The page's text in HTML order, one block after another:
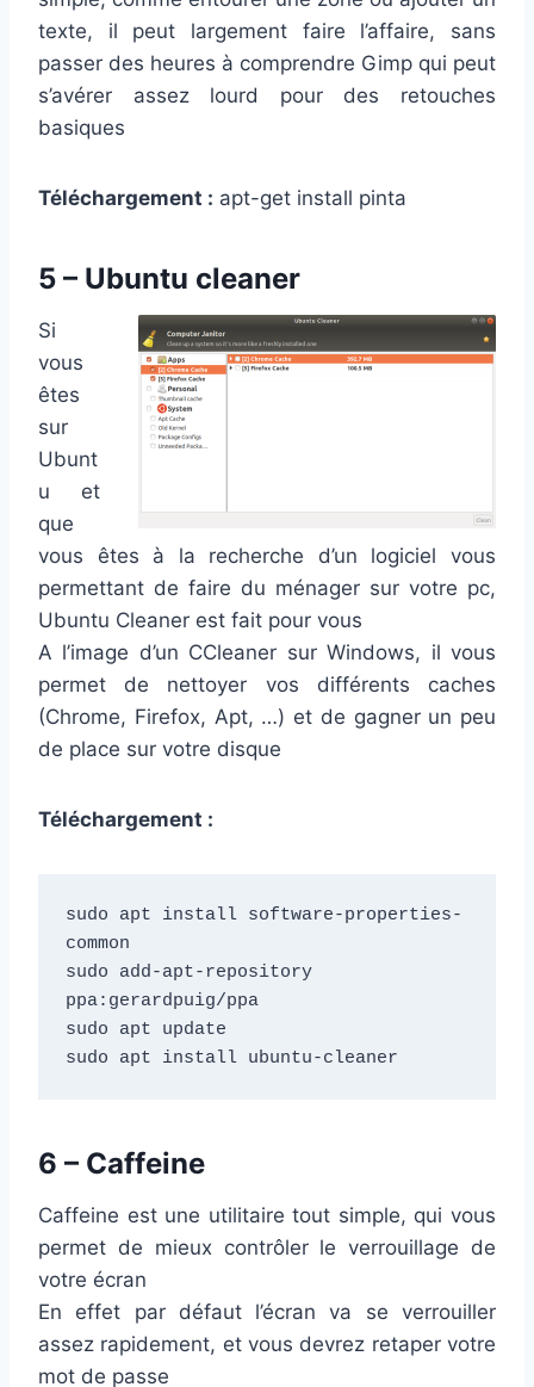
texte, il peut largement faire l’affaire, sans
passer des heures à comprendre Gimp qui peut
s’avérer assez lourd pour des retouches
basiques
Téléchargement : apt-get install pinta
5 – Ubuntu cleaner
Si
vous
êtes
sur
Ubunt
u et
que
vous êtes à la recherche d’un logiciel vous
permettant de faire du ménager sur votre pc,
Ubuntu Cleaner est fait pour vous
A l’image d’un CCleaner sur Windows, il vous
permet de nettoyer vos différents caches
(Chrome, Firefox, Apt, …) et de gagner un peu
de place sur votre disque
Téléchargement :
sudo apt install software-properties-
common
sudo add-apt-repository
ppa:gerardpuig/ppa
sudo apt update
sudo apt install ubuntu-cleaner
6 – Caffeine
Caffeine est une utilitaire tout simple, qui vous
permet de mieux contrôler le verrouillage de
votre écran
En effet par défaut l’écran va se verrouiller
assez rapidement, et vous devrez retaper votre
mot de passe